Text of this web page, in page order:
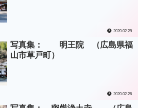
2020.02.28
写真集： 明王院 （広島県福
山市草戸町）
2020.02.26